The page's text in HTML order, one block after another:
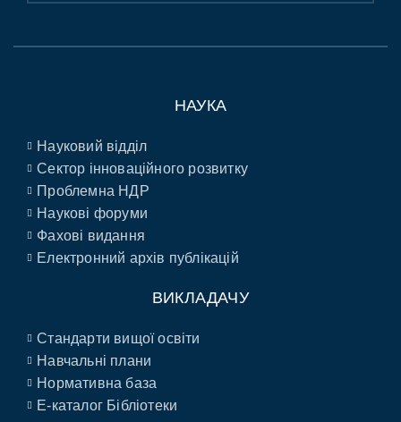
НАУКА
Науковий відділ
Сектор інноваційного розвитку
Проблемна НДР
Наукові форуми
Фахові видання
Електронний архів публікацій
ВИКЛАДАЧУ
Стандарти вищої освіти
Навчальні плани
Нормативна база
E-каталог Бібліотеки